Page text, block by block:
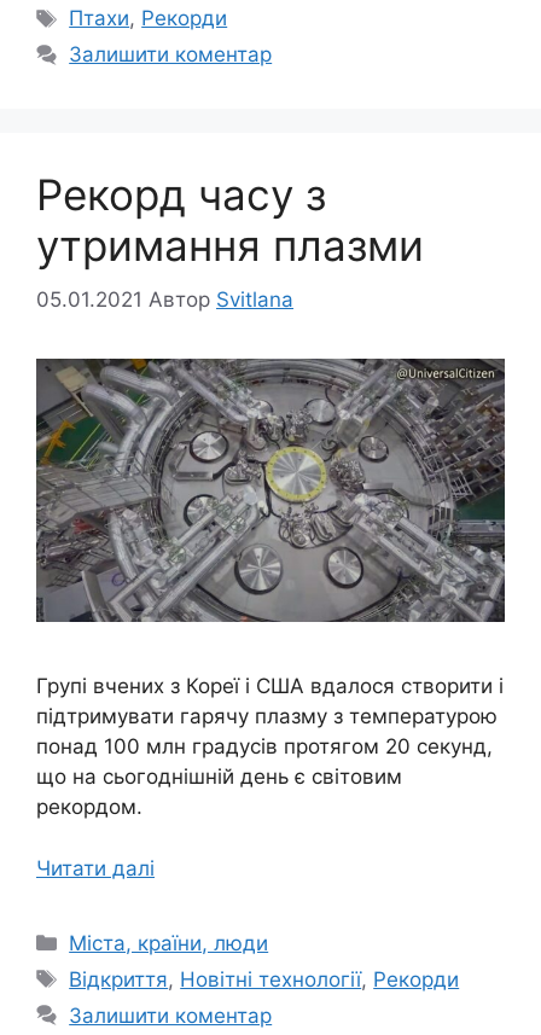
Позначки
Птахи, Рекорди
Залишити коментар
Рекорд часу з
утримання плазми
05.01.2021 Автор Svitlana
Групі вчених з Кореї і США вдалося створити і
підтримувати гарячу плазму з температурою
понад 100 млн градусів протягом 20 секунд,
що на сьогоднішній день є світовим
рекордом.
Читати далі
Категорії
Міста, країни, люди
Позначки
Відкриття, Новітні технології, Рекорди
Залишити коментар